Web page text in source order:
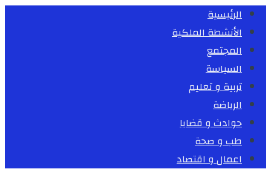
الرئيسية
الأنشطة الملكية
المجتمع
السياسة
تربية و تعليم
الرياضة
حوادث و قضايا
طب و صحة
اعمال و اقتصاد